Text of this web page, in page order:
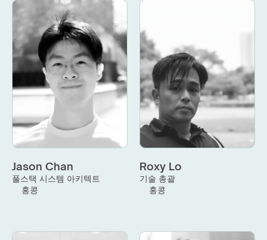
Jason Chan
풀스택 시스템 아키텍트
홍콩
Roxy Lo
기술 총괄
홍콩